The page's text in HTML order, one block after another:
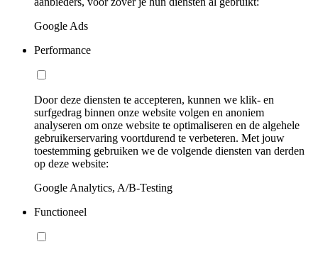
Google Ads
Performance
Door deze diensten te accepteren, kunnen we klik- en
surfgedrag binnen onze website volgen en anoniem
analyseren om onze website te optimaliseren en de algehele
gebruikerservaring voortdurend te verbeteren. Met jouw
toestemming gebruiken we de volgende diensten van derden
op deze website:
Google Analytics, A/B-Testing
Functioneel